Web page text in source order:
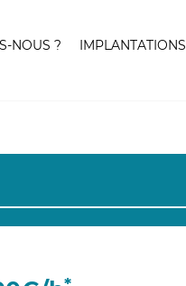
NOUS ? IMPLANTATIONS